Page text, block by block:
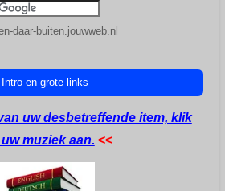
e
s
r
a
e
daar-buiten.jouwweb.nl
Intro en grote links
uw desbetreffende item, klik
muziek aan. <<